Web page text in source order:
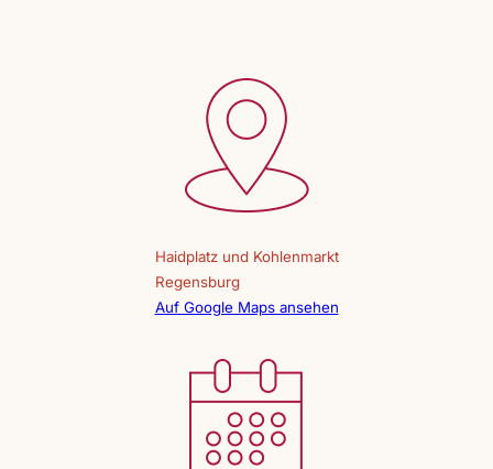
Haidplatz und Kohlenmarkt
Regensburg
Auf Google Maps ansehen